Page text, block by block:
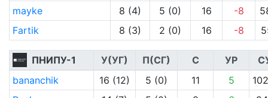
mayke
8 (4) 5 (0) 16 -8
Fartik
8 (3) 2 (0) 16 -8
ПНИПУ-1 У(УГ) П(СГ) С УР
bananchik
16 (12) 5 (0) 11 5